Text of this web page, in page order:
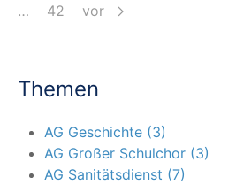
…
42 vor
Themen
AG Geschichte (3)
AG Großer Schulchor (3)
AG Sanitätsdienst (7)